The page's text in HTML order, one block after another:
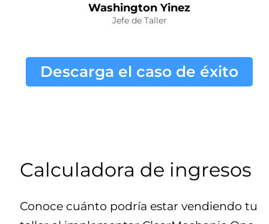
Washington Yinez
Jefe de Taller
Descarga el caso de éxito
Calculadora de ingresos
Conoce cuánto podría estar vendiendo tu